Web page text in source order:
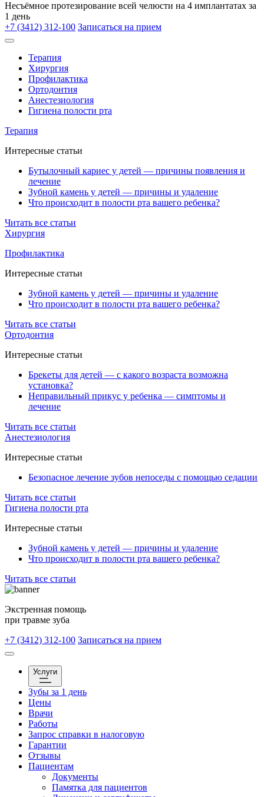
Несъёмное протезирование всей челюсти на 4 имплантатах за
1 день
+7 (3412) 312-100 Записаться на прием
Терапия
Хирургия
Профилактика
Ортодонтия
Анестезиология
Гигиена полости рта
Терапия
Интересные статьи
Бутылочный кариес у детей — причины появления и
лечение
Зубной камень у детей — причины и удаление
Что происходит в полости рта вашего ребенка?
Читать все статьи
Хирургия
Профилактика
Интересные статьи
Зубной камень у детей — причины и удаление
Что происходит в полости рта вашего ребенка?
Читать все статьи
Ортодонтия
Интересные статьи
Брекеты для детей — с какого возраста возможна
установка?
Неправильный прикус у ребенка — симптомы и
лечение
Читать все статьи
Анестезиология
Интересные статьи
Безопасное лечение зубов непоседы с помощью седации
Читать все статьи
Гигиена полости рта
Интересные статьи
Зубной камень у детей — причины и удаление
Что происходит в полости рта вашего ребенка?
Читать все статьи
Экстренная помощь
при травме зуба
+7 (3412) 312-100 Записаться на прием
Услуги
Зубы за 1 день
Цены
Врачи
Работы
Запрос справки в налоговую
Гарантии
Отзывы
Пациентам
Документы
Памятка для пациентов